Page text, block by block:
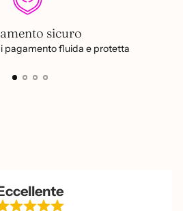
sicuro
pagamento fluida e protetta